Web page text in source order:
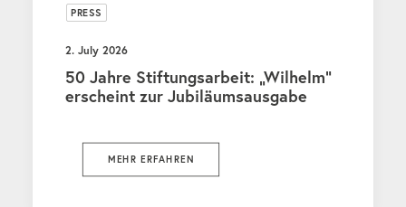
PRESS
2. July 2026
50 Jahre Stiftungsarbeit: „Wilhelm“
erscheint zur Jubiläumsausgabe
MEHR ERFAHREN